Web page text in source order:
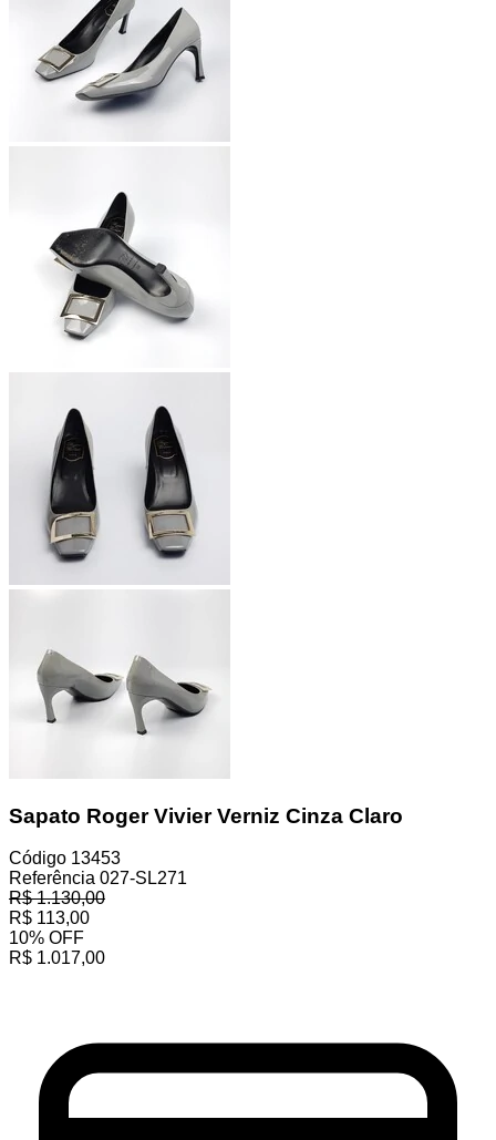
Sapato Roger Vivier Verniz Cinza Claro
Código 13453
Referência 027-SL271
R$1.130,00
R$ 113,00
10% OFF
R$ 1.017,00